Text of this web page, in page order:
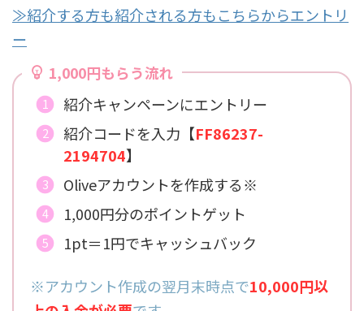
≫紹介する方も紹介される方もこちらからエントリ
ー
1,000円もらう流れ
紹介キャンペーンにエントリー
紹介コードを入力【FF86237-
2194704】
Oliveアカウントを作成する※
1,000円分のポイントゲット
1pt＝1円でキャッシュバック
※アカウント作成の翌月末時点で10,000円以